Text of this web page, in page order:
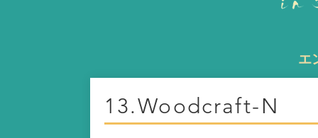
エ
13.Woodcraft-N